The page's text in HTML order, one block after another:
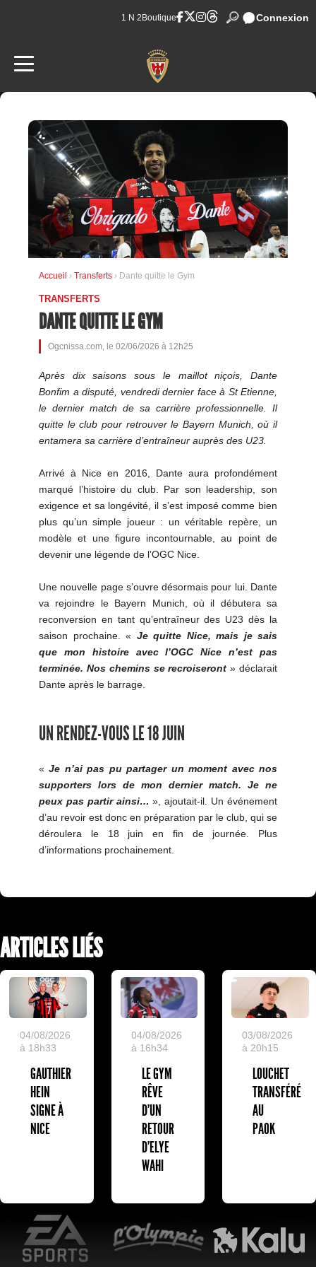
1 N 2 Boutique Connexion
Accueil › Transferts › Dante quitte le Gym
TRANSFERTS
DANTE QUITTE LE GYM
Ogcnissa.com, le 02/06/2026 à 12h25
Après dix saisons sous le maillot niçois, Dante
Bonfim a disputé, vendredi dernier face à St Etienne,
le dernier match de sa carrière professionnelle. Il
quitte le club pour retrouver le Bayern Munich, où il
entamera sa carrière d’entraîneur auprès des U23.
Arrivé à Nice en 2016, Dante aura profondément
marqué l’histoire du club. Par son leadership, son
exigence et sa longévité, il s’est imposé comme bien
plus qu’un simple joueur : un véritable repère, un
modèle et une figure incontournable, au point de
devenir une légende de l’OGC Nice.
Une nouvelle page s’ouvre désormais pour lui. Dante
va rejoindre le Bayern Munich, où il débutera sa
reconversion en tant qu’entraîneur des U23 dès la
saison prochaine. « Je quitte Nice, mais je sais
que mon histoire avec l’OGC Nice n’est pas
terminée. Nos chemins se recroiseront » déclarait
Dante après le barrage.
UN RENDEZ-VOUS LE 18 JUIN
«Je n’ai pas pu partager un moment avec nos
supporters lors de mon dernier match. Je ne
peux pas partir ainsi… », ajoutait-il. Un événement
d’au revoir est donc en préparation par le club, qui se
déroulera le 18 juin en fin de journée. Plus
d’informations prochainement.
ARTICLES LIÉS
04/08/2026
à 18h33
GAUTHIER
HEIN
SIGNE À
NICE
04/08/2026
à 16h34
LE GYM
RÊVE
D’UN
RETOUR
D’ELYE
WAHI
03/08/2026
à 20h15
LOUCHET
TRANSFÉRÉ
AU
PAOK
EA Sports